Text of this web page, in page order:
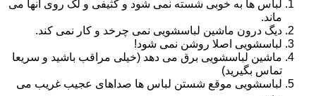
لباس ها به خوبی شسته نمی شود و کثیفی و لک روی آنها می
ماند.
دیگ درون ماشین لباسشویی نمی چرخد و کار نمی کند.
لباسشویی اصلا روشن نمی شود!
ماشین لباسشویی برق می دهد (خیلی مراقب باشید و سریعا
تماس بگیرید)
لباسشویی موقع شستن لباس ها صداهای عجیب غریب می